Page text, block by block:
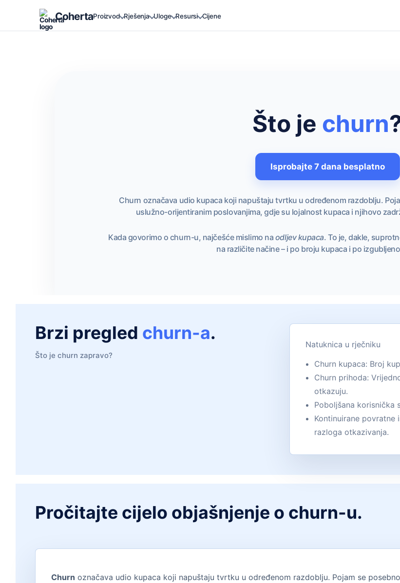
CohertaProizvod Rješenja Uloge Resursi Cijene
Što je churn
Isprobajte 7 dana besplatno
Churn označava udio kupaca koji napuštaju tvrtku u određenom razdoblju.
uslužno-orijentiranim poslovanjima, gdje su lojalnost kupaca i njihovo
Kada govorimo o churn-u, najčešće mislimo na odljev kupaca. To je, dakle,
na različite načine – i po broju kupaca i po
Brzi pregled churn-a.
Što je churn zapravo?
Natuknica u rječniku
Churn kupaca: Broj
Churn prihoda:
otkazuju.
Poboljšana korisnička
Kontinuirane povratne
razloga otkazivanja.
Pročitajte cijelo objašnjenje o churn-u.
Churn označava udio kupaca koji napuštaju tvrtku u određenom razdoblju. Pojam se